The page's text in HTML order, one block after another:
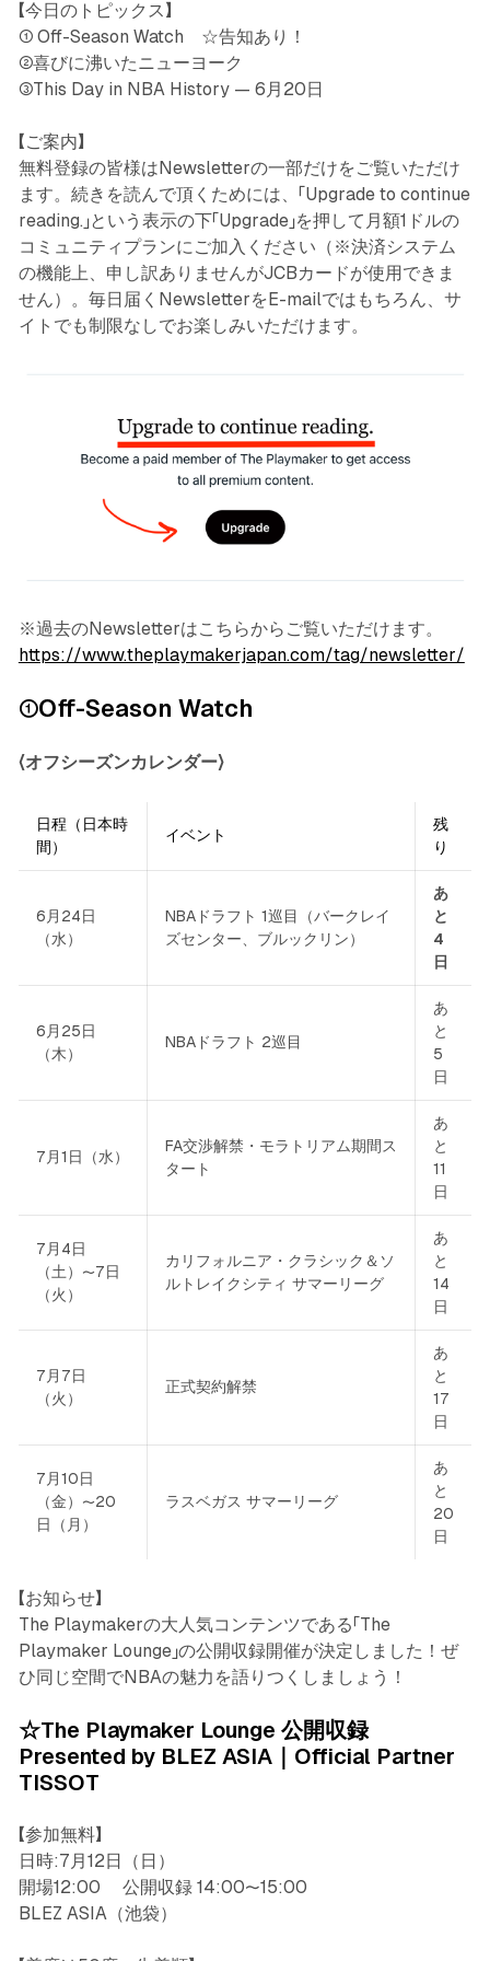
【今日のトピックス】
① Off-Season Watch ☆告知あり！
②喜びに沸いたニューヨーク
③This Day in NBA History — 6月20日
【ご案内】
無料登録の皆様はNewsletterの一部だけをご覧いただけ
ます。続きを読んで頂くためには、「Upgrade to continue
reading.」という表示の下「Upgrade」を押して月額1ドルの
コミュニティプランにご加入ください（※決済システム
の機能上、申し訳ありませんがJCBカードが使用できま
せん）。毎日届くNewsletterをE-mailではもちろん、サ
イトでも制限なしでお楽しみいただけます。
※過去のNewsletterはこちらからご覧いただけます。
https://www.theplaymakerjapan.com/tag/newsletter/
①Off-Season Watch
〈オフシーズンカレンダー〉
日程（日本時
間）
イベント
残
り
6月24日
（水）
NBAドラフト 1巡目（バークレイ
ズセンター、ブルックリン）
あ
と
4
日
6月25日
（木）
NBAドラフト 2巡目
あ
と
5
日
7月1日（水）
FA交渉解禁・モラトリアム期間ス
タート
あ
と
11
日
7月4日
（土）〜7日
（火）
カリフォルニア・クラシック＆ソ
ルトレイクシティ サマーリーグ
あ
と
14
日
7月7日
（火）
正式契約解禁
あ
と
17
日
7月10日
（金）〜20
日（月）
ラスベガス サマーリーグ
あ
と
20
日
【お知らせ】
The Playmakerの大人気コンテンツである「The
Playmaker Lounge」の公開収録開催が決定しました！ぜ
ひ同じ空間でNBAの魅力を語りつくしましょう！
☆The Playmaker Lounge 公開収録
Presented by BLEZ ASIA｜Official Partner
TISSOT
【参加無料】
日時:7月12日（日）
開場12:00 公開収録 14:00〜15:00
BLEZ ASIA（池袋）